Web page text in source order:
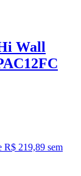
Wall
R$ 219,89 sem